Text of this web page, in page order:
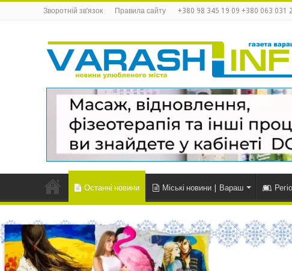
Зворотній зв’язок Правила сайту +380 98 345 19 09 +380 063 031
Останні новини Міські новини | Вараш